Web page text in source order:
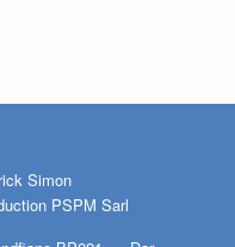
Simon
PSPM Sarl